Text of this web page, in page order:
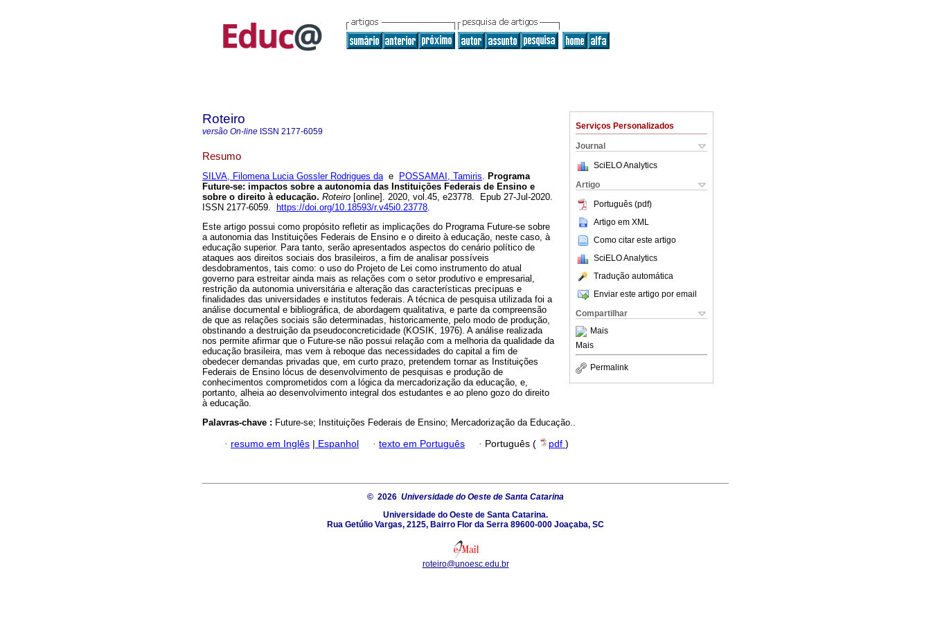
Serviços Personalizados
Journal
SciELO Analytics
Artigo
Português (pdf)
Artigo em XML
Como citar este artigo
SciELO Analytics
Tradução automática
Enviar este artigo por email
Compartilhar
Mais
Mais
Permalink
Roteiro
versão On-line ISSN 2177-6059
Resumo
SILVA, Filomena Lucia Gossler Rodrigues dae POSSAMAI, Tamiris. Programa
Future-se: impactos sobre a autonomia das Instituições Federais de Ensino e
sobre o direito à educação. Roteiro [online]. 2020, vol.45, e23778. Epub 27-Jul-2020.
ISSN 2177-6059.
https://doi.org/10.18593/r.v45i0.23778.
Este artigo possui como propósito refletir as implicações do Programa Future-se sobre
a autonomia das Instituições Federais de Ensino e o direito à educação, neste caso, à
educação superior. Para tanto, serão apresentados aspectos do cenário político de
ataques aos direitos sociais dos brasileiros, a fim de analisar possíveis
desdobramentos, tais como: o uso do Projeto de Lei como instrumento do atual
governo para estreitar ainda mais as relações com o setor produtivo e empresarial,
restrição da autonomia universitária e alteração das características precípuas e
finalidades das universidades e institutos federais. A técnica de pesquisa utilizada foi a
análise documental e bibliográfica, de abordagem qualitativa, e parte da compreensão
de que as relações sociais são determinadas, historicamente, pelo modo de produção,
obstinando a destruição da pseudoconcreticidade (KOSIK, 1976). A análise realizada
nos permite afirmar que o Future-se não possui relação com a melhoria da qualidade da
educação brasileira, mas vem à reboque das necessidades do capital a fim de
obedecer demandas privadas que, em curto prazo, pretendem tornar as Instituições
Federais de Ensino lócus de desenvolvimento de pesquisas e produção de
conhecimentos comprometidos com a lógica da mercadorização da educação, e,
portanto, alheia ao desenvolvimento integral dos estudantes e ao pleno gozo do direito
à educação.
Palavras-chave : Future-se; Instituições Federais de Ensino; Mercadorização da Educação..
· resumo em Inglês | Espanhol · texto em Português · Português ( pdf )
© 2026 Universidade do Oeste de Santa Catarina
Universidade do Oeste de Santa Catarina.
Rua Getúlio Vargas, 2125, Bairro Flor da Serra 89600-000 Joaçaba, SC
roteiro@unoesc.edu.br